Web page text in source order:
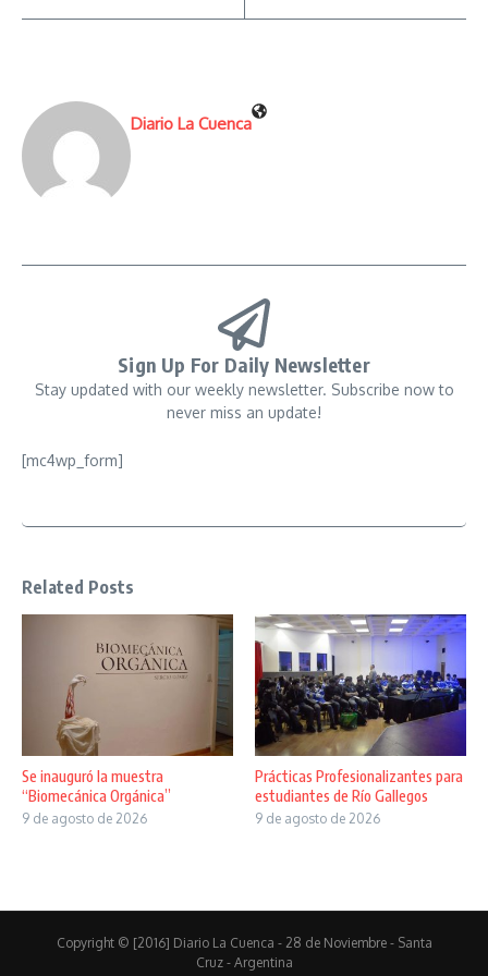
Diario La Cuenca
Sign Up For Daily Newsletter
Stay updated with our weekly newsletter. Subscribe now to
never miss an update!
[mc4wp_form]
Related Posts
Se inauguró la muestra
“Biomecánica Orgánica”
9 de agosto de 2026
Prácticas Profesionalizantes para
estudiantes de Río Gallegos
9 de agosto de 2026
Copyright © [2016] Diario La Cuenca - 28 de Noviembre - Santa
Cruz - Argentina